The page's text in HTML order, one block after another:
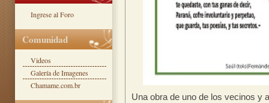
Una obra de uno de los vecinos y
Ingrese al Foro
Comunidad
Videos
Galería de Imagenes
Chamame.com.br